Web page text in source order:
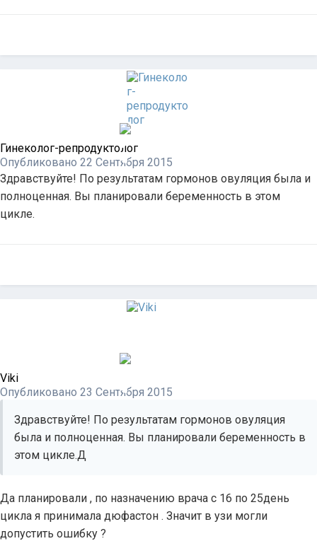
Гинеколог-репродуктолог
Опубликовано 22 Сентября 2015
Здравствуйте! По результатам гормонов овуляция была и
полноценная. Вы планировали беременность в этом
цикле.
Viki
Опубликовано 23 Сентября 2015
Здравствуйте! По результатам гормонов овуляция
была и полноценная. Вы планировали беременность в
этом цикле.Д
Да планировали , по назначению врача с 16 по 25день
цикла я принимала дюфастон . Значит в узи могли
допустить ошибку ?